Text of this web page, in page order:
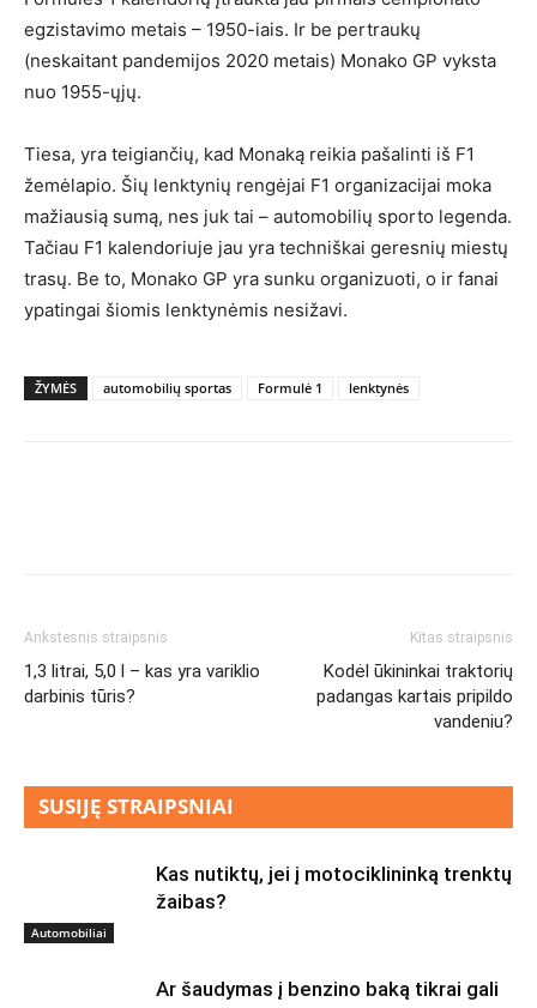
egzistavimo metais – 1950-iais. Ir be pertraukų
(neskaitant pandemijos 2020 metais) Monako GP vyksta
nuo 1955-ųjų.
Tiesa, yra teigiančių, kad Monaką reikia pašalinti iš F1
žemėlapio. Šių lenktynių rengėjai F1 organizacijai moka
mažiausią sumą, nes juk tai – automobilių sporto legenda.
Tačiau F1 kalendoriuje jau yra techniškai geresnių miestų
trasų. Be to, Monako GP yra sunku organizuoti, o ir fanai
ypatingai šiomis lenktynėmis nesižavi.
ŽYMĖS automobilių sportas Formulė 1 lenktynės
Ankstesnis straipsnis
1,3 litrai, 5,0 l – kas yra variklio
darbinis tūris?
Kitas straipsnis
Kodėl ūkininkai traktorių
padangas kartais pripildo
vandeniu?
SUSIJĘ STRAIPSNIAI
Automobiliai
Kas nutiktų, jei į motociklininką trenktų
žaibas?
Ar šaudymas į benzino baką tikrai gali